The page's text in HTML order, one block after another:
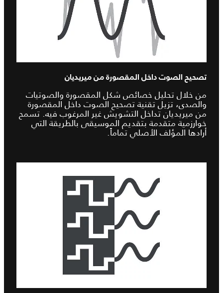
تصحيح الصوت داخل المقصورة من ميريديان
من خلال تحليل خصائص شكل المقصورة والصوتيات
والصدى، تزيل تقنية تصحيح الصوت داخل المقصورة
من ميريديان تداخل التشويش غير المرغوب فيه. تسمح
خوارزمية متقدمة بتقديم الموسيقى بالطريقة التي
أرادها المؤلف الأصلي تماماً.